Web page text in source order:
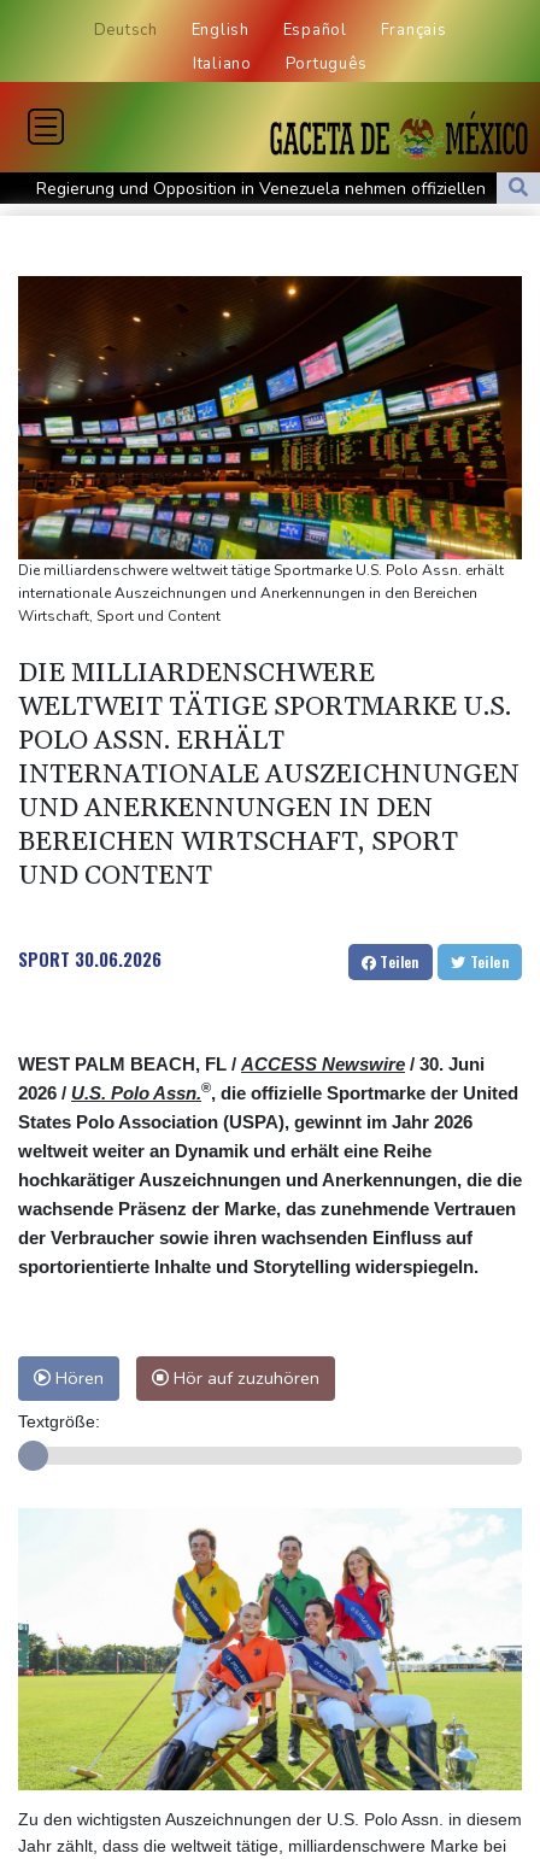
Deutsch English Español
Français
Italiano
Português
Regierung und Opposition in Venezuela nehmen offiziellen
Dialog auf - ohne Machado
Angeblicher "Geburtstourismus": Trump unternimmt neuen
Vorstoß im Streit um US-Staatsbürgerschaft
Würgeschlange an Kanalufer in Schleswig-Holstein entdeckt
Unter Traktor eingeklemmt: Zwölfjähriger stirbt in Nordrhein-
Westfalen
Sri Lanka setzt nach Unruhen in Gefängnis Soldaten ein
Zuwächse in der Autobranche: Industrieproduktion legt im Juni
leicht zu
76-jähriger Landwirt in Nordrhein-Westfalen von Traktor
überrollt und getötet
Nach Tod von 37-Jähriger in Hessen: Tatverdächtiger wieder auf
freiem Fuß
Deutschlands Exporte im Juni leicht gestiegen
Die milliardenschwere weltweit tätige Sportmarke U.S. Polo Assn. erhält
internationale Auszeichnungen und Anerkennungen in den Bereichen
Wirtschaft, Sport und Content
DIE MILLIARDENSCHWERE
WELTWEIT TÄTIGE SPORTMARKE U.S.
POLO ASSN. ERHÄLT
INTERNATIONALE AUSZEICHNUNGEN
UND ANERKENNUNGEN IN DEN
BEREICHEN WIRTSCHAFT, SPORT
UND CONTENT
SPORT 30.06.2026 Teilen Teilen
WEST PALM BEACH, FL / ACCESS Newswire / 30. Juni
2026 / U.S. Polo Assn.®, die offizielle Sportmarke der United
States Polo Association (USPA), gewinnt im Jahr 2026
weltweit weiter an Dynamik und erhält eine Reihe
hochkarätiger Auszeichnungen und Anerkennungen, die die
wachsende Präsenz der Marke, das zunehmende Vertrauen
der Verbraucher sowie ihren wachsenden Einfluss auf
sportorientierte Inhalte und Storytelling widerspiegeln.
Hören Hör auf zuzuhören
Textgröße:
Zu den wichtigsten Auszeichnungen der U.S. Polo Assn. in diesem
Jahr zählt, dass die weltweit tätige, milliardenschwere Marke bei